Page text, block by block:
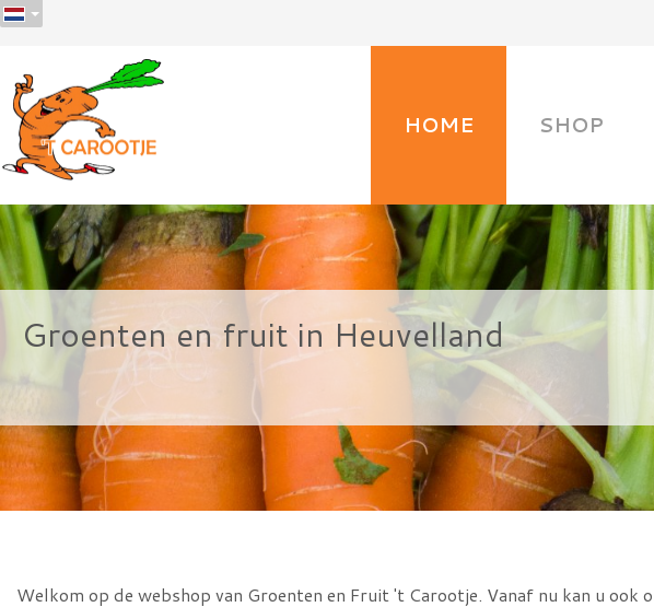
HOME SHOP
Groenten en fruit in Heuvelland
Welkom op de webshop van Groenten en Fruit 't Carootje. Vanaf nu kan u ook